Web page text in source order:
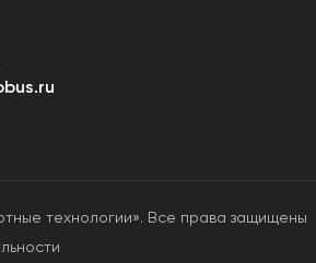
технологии». Все права защищены